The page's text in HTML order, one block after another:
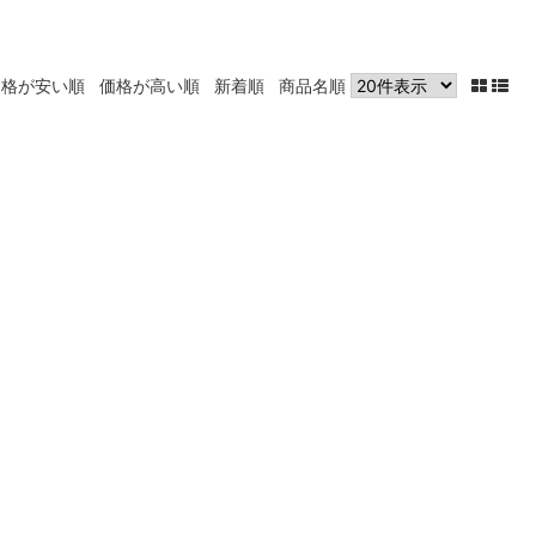
が安い順 価格が高い順 新着順 商品名順